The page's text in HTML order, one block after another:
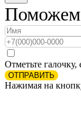
Отметьте
ОТПРАВИТЬ
Нажимая на